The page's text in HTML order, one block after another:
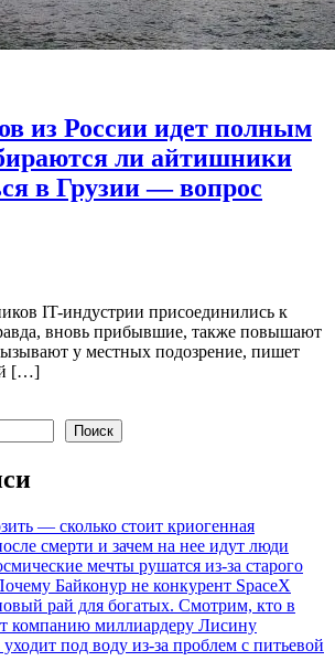
из России идет полным
ли айтишники
в Грузии — вопрос
IT-индустрии присоединились к
вновь прибывшие, также повышают
у местных подозрение, пишет
[…]
Поиск
— сколько стоит криогенная
смерти и зачем на нее идут люди
мечты рушатся из-за старого
Байконур не конкурент SpaceX
рай для богатых. Смотрим, кто в
компанию миллиардеру Лисину
под воду из-за проблем с питьевой